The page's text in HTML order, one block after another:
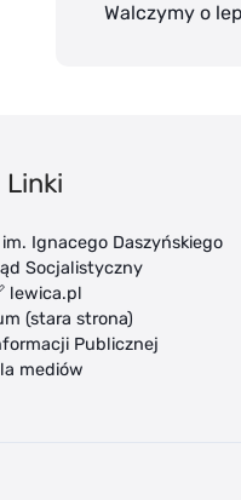
Walczymy o
Linki
Ignacego Daszyńskiego
Socjalistyczny
lewica.pl
(stara strona)
Publicznej
mediów